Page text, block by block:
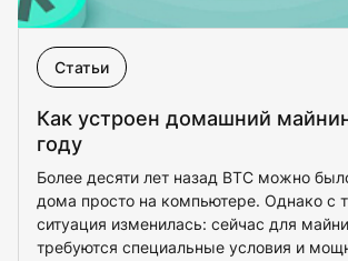
Статьи
Как устроен домашний
году
Более десяти лет назад BTC можно
дома просто на компьютере. Однако с
ситуация изменилась: сейчас для
требуются специальные условия и